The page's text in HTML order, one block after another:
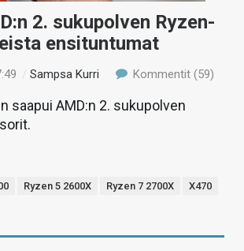
2. sukupolven Ryzen-
ensituntumat
/Sampsa Kurri Kommentit (59)
saapui AMD:n 2. sukupolven
Ryzen 5 2600X Ryzen 7 2700X
X470